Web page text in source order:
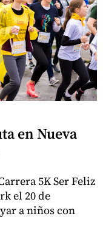
en Nueva
5K Ser Feliz
el 20 de
a niños con